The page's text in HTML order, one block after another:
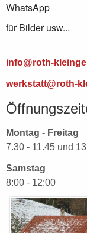
WhatsApp
für Bilder usw...
info@roth-
werkstatt@roth-
Montag - Freitag
7.30 - 11.45 und
Samstag
8:00 - 12:00